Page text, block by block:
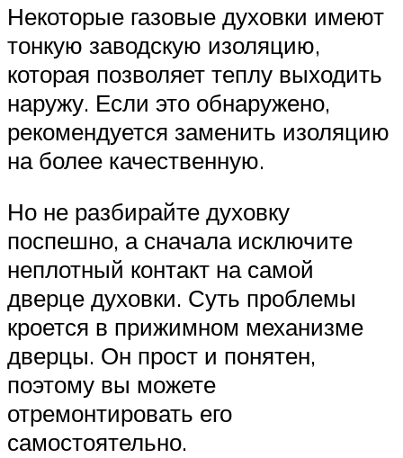
Некоторые газовые духовки имеют
тонкую заводскую изоляцию,
которая позволяет теплу выходить
наружу. Если это обнаружено,
рекомендуется заменить изоляцию
на более качественную.
Но не разбирайте духовку
поспешно, а сначала исключите
неплотный контакт на самой
дверце духовки. Суть проблемы
кроется в прижимном механизме
дверцы. Он прост и понятен,
поэтому вы можете
отремонтировать его
самостоятельно.